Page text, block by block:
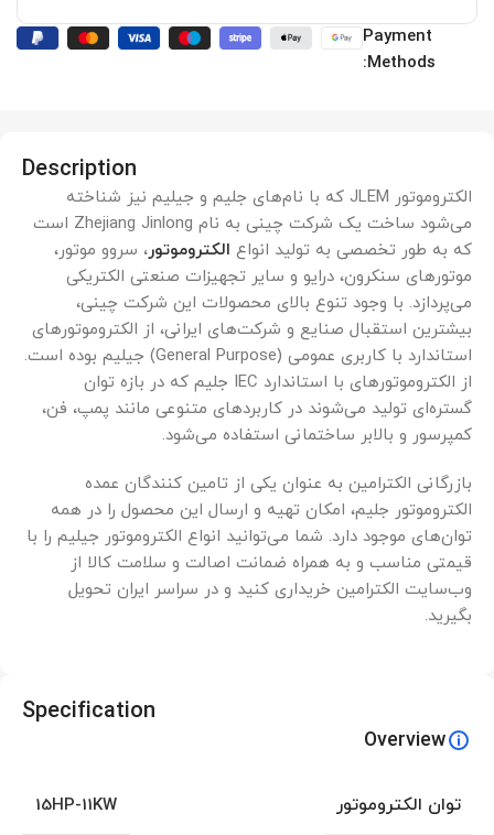
Payment
Methods:
Description
الکتروموتور JLEM که با نام‌های جلیم و جیلیم نیز شناخته
می‌شود ساخت یک شرکت چینی به نام Zhejiang Jinlong است
که به طور تخصصی به تولید انواع الکتروموتور، سروو موتور،
موتورهای سنکرون، درایو و سایر تجهیزات صنعتی الکتریکی
می‌پردازد. با وجود تنوع بالای محصولات این شرکت چینی،
بیشترین استقبال صنایع و شرکت‌های ایرانی، از الکتروموتورهای
استاندارد با کاربری عمومی (General Purpose) جیلیم بوده است.
از الکتروموتورهای با استاندارد IEC جلیم که در بازه توان
گستره‌ای تولید می‌شوند در کاربردهای متنوعی مانند پمپ، فن،
کمپرسور و بالابر ساختمانی استفاده می‌شود.
بازرگانی الکترامین به عنوان یکی از تامین کنندگان عمده
الکتروموتور جلیم، امکان تهیه و ارسال این محصول را در همه
توان‌های موجود دارد. شما می‌توانید انواع الکتروموتور جیلیم را با
قیمتی مناسب و به همراه ضمانت اصالت و سلامت کالا از
وب‌سایت الکترامین خریداری کنید و در سراسر ایران تحویل
بگیرید.
Specification
Overview
توان الکتروموتور 15HP-11KW